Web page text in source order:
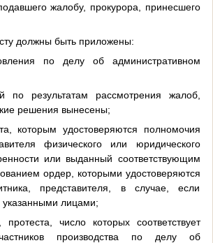
жалобу, прокурора, принесшего
должны быть приложены:
по делу об административном
по результатам рассмотрения жалоб,
решения вынесены;
которым удостоверяются полномочия
физического или юридического
или выданный соответствующим
ордер, которыми удостоверяются
представителя, в случае, если
лицами;
число которых соответствует
производства по делу об